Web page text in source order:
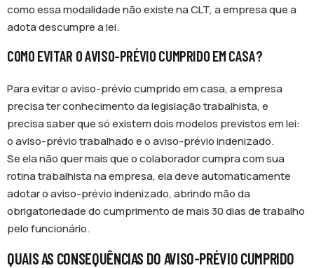
como essa modalidade não existe na CLT, a empresa que a
adota descumpre a lei.
COMO EVITAR O AVISO-PRÉVIO CUMPRIDO EM CASA?
Para evitar o aviso-prévio cumprido em casa, a empresa
precisa ter conhecimento da legislação trabalhista, e
precisa saber que só existem dois modelos previstos em lei:
o aviso-prévio trabalhado e o aviso-prévio indenizado.
Se ela não quer mais que o colaborador cumpra com sua
rotina trabalhista na empresa, ela deve automaticamente
adotar o aviso-prévio indenizado, abrindo mão da
obrigatoriedade do cumprimento de mais 30 dias de trabalho
pelo funcionário.
QUAIS AS CONSEQUÊNCIAS DO AVISO-PRÉVIO CUMPRIDO